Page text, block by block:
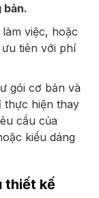
bản.
làm việc, hoặc
tiên với phí
gói cơ bản và
thực hiện thay
cầu của
kiểu dáng
thiết kế